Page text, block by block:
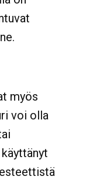
myös
voi olla